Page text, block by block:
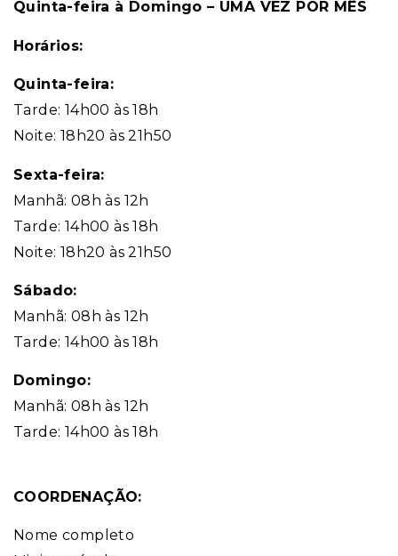
Quinta-feira à Domingo – UMA VEZ POR MÊS
Horários:
Quinta-feira:
Tarde: 14h00 às 18h
Noite: 18h20 às 21h50
Sexta-feira:
Manhã: 08h às 12h
Tarde: 14h00 às 18h
Noite: 18h20 às 21h50
Sábado:
Manhã: 08h às 12h
Tarde: 14h00 às 18h
Domingo:
Manhã: 08h às 12h
Tarde: 14h00 às 18h
COORDENAÇÃO:
Nome completo